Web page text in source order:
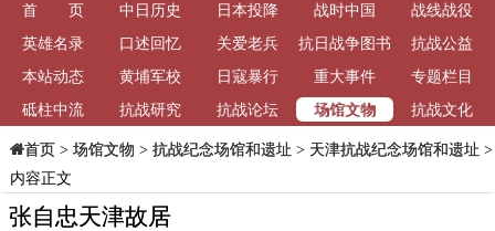
首 页 中日历史 日本投降 战时中国
战线战役
英雄名录
口述回忆 关爱老兵
抗日战争图书
馆
抗战公益
本站动态
黄埔军校 日寇暴行 重大事件
专题栏目
砥柱中流
抗战研究 抗战论坛 场馆文物 抗战文化
首页> 场馆文物 > 抗战纪念场馆和遗址 > 天津抗战纪念场馆和遗址 >
内容正文
张自忠天津故居